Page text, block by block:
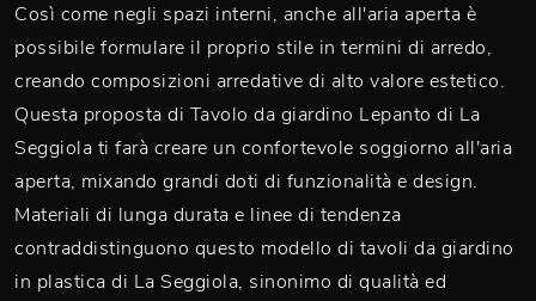
Così come negli spazi interni, anche all'aria aperta è
possibile formulare il proprio stile in termini di arredo,
creando composizioni arredative di alto valore estetico.
Questa proposta di Tavolo da giardino Lepanto di La
Seggiola ti farà creare un confortevole soggiorno all'aria
aperta, mixando grandi doti di funzionalità e design.
Materiali di lunga durata e linee di tendenza
contraddistinguono questo modello di tavoli da giardino
in plastica di La Seggiola, sinonimo di qualità ed